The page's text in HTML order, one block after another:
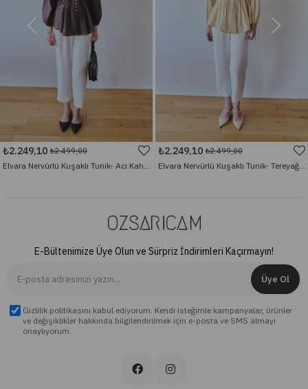
₺2.249,10 ₺2.499,00 ₺2.249,10 ₺2.499,00
E-Bültenimize Üye Olun ve Sürpriz İndirimleri Kaçırmayın!
Üye Ol
Gizlilik politikasını kabul ediyorum. Kendi isteğimle kampanyalar, ürünler
ve değişiklikler hakkında bilgilendirilmek için e-posta ve SMS almayı
onaylıyorum.